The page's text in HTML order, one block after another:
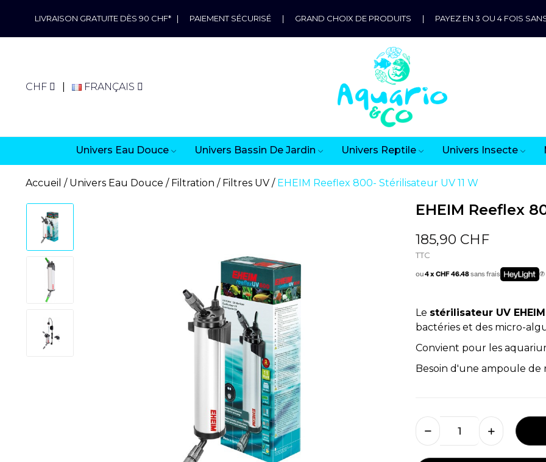
LIVRAISON GRATUITE DÈS 90 CHF* | PAIEMENT SÉCURISÉ | GRAND CHOIX DE PRODUITS | PAYEZ EN 3 OU 4 FOIS
CHF FRANÇAIS
Univers Eau Douce Univers Bassin De Jardin Univers Reptile Univers Insecte
Accueil Univers Eau Douce Filtration Filtres UV EHEIM Reeflex 800- Stérilisateur UV 11 W
EHEIM Reeflex
185,90 CHF
TTC
ou4 x CHF 46.48sans frais
Le stérilisateur UV
bactéries et des micro-
Convient pour les
Besoin d'une ampoule